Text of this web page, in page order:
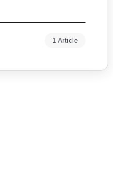
1 Article